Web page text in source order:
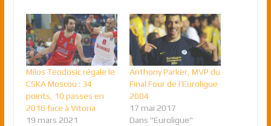
Milos Teodosic régale le
CSKA Moscou : 34
points, 10 passes en
2016 face à Vitoria
19 mars 2021
Anthony Parker, MVP du
Final Four de l’Euroligue
2004
17 mai 2017
Dans "Euroligue"